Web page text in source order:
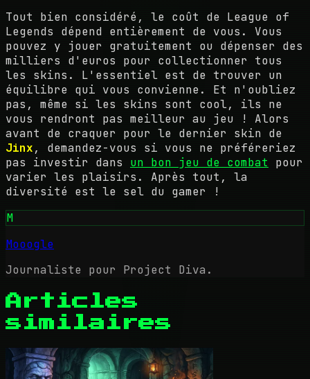
Tout bien considéré, le coût de League of
Legends dépend entièrement de vous. Vous
pouvez y jouer gratuitement ou dépenser des
milliers d'euros pour collectionner tous
les skins. L'essentiel est de trouver un
équilibre qui vous convienne. Et n'oubliez
pas, même si les skins sont cool, ils ne
vous rendront pas meilleur au jeu ! Alors
avant de craquer pour le dernier skin de
Jinx, demandez-vous si vous ne préféreriez
pas investir dans un bon jeu de combat pour
varier les plaisirs. Après tout, la
diversité est le sel du gamer !
M
Mooogle
Journaliste pour Project Diva.
Articles
similaires